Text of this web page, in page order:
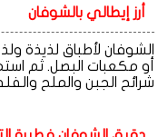
أرز إيطالي بالشوفان
الشوفان لأطباق لذيذة
أو مكعبات البصل. ثم
شرائح الجبن والملح